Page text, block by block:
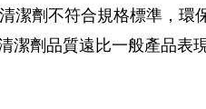
潔劑不符合規格標準，環
潔劑品質遠比一般產品表